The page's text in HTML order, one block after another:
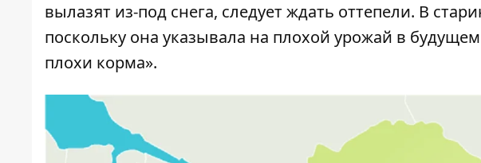
вылазят из-под снега, следует ждать оттепели. В
поскольку она указывала на плохой урожай в
плохи корма».